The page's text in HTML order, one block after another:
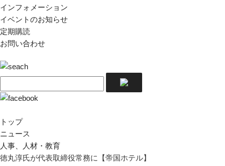
インフォメーション
イベントのお知らせ
定期購読
お問い合わせ
トップ
ニュース
人事、人材・教育
徳丸淳氏が代表取締役常務に【帝国ホテル】